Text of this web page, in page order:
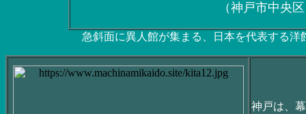
（神戸市中央
急斜面に異人館が集まる、日本を代表する洋
神戸は、